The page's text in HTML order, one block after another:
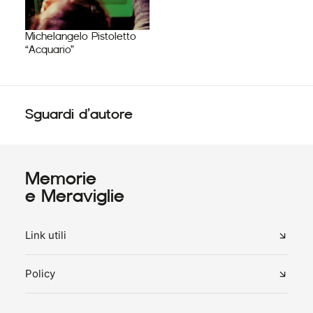
Michelangelo Pistoletto
“Acquario”
Sguardi d’autore
Memorie
e Meraviglie
Link utili
Policy